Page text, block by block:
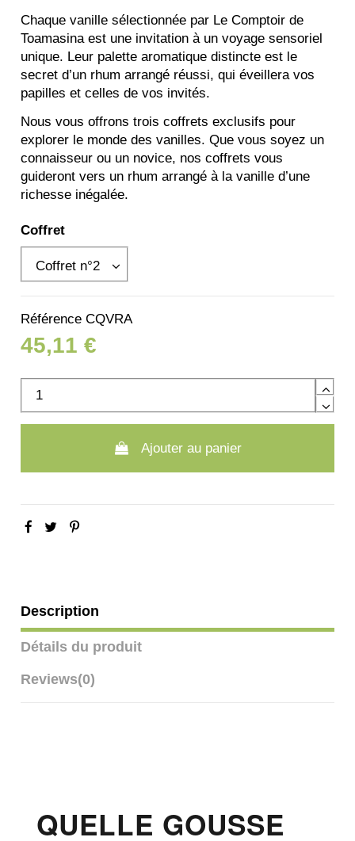
Chaque vanille sélectionnée par Le Comptoir de
Toamasina est une invitation à un voyage sensoriel
unique. Leur palette aromatique distincte est le
secret d’un rhum arrangé réussi, qui éveillera vos
papilles et celles de vos invités.
Nous vous offrons trois coffrets exclusifs pour
explorer le monde des vanilles. Que vous soyez un
connaisseur ou un novice, nos coffrets vous
guideront vers un rhum arrangé à la vanille d’une
richesse inégalée.
Coffret
Référence CQVRA
45,11 €
Ajouter au panier
Description
Détails du produit
Reviews(0)
QUELLE GOUSSE